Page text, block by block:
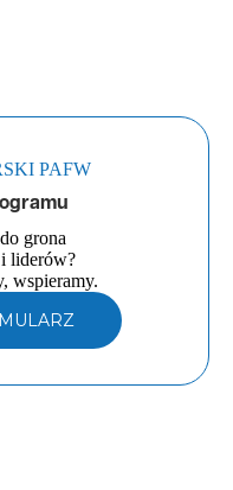
PAFW
grona
liderów?
wspieramy.